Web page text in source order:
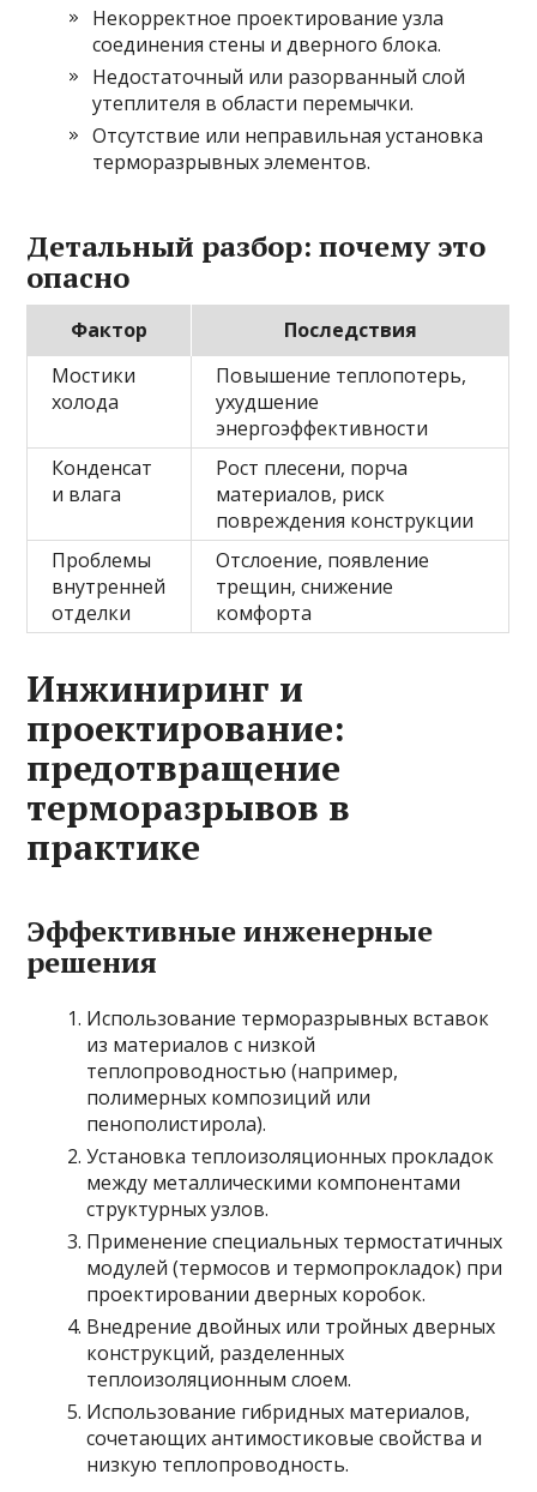
Некорректное проектирование узла
соединения стены и дверного блока.
Недостаточный или разорванный слой
утеплителя в области перемычки.
Отсутствие или неправильная установка
терморазрывных элементов.
Детальный разбор: почему это
опасно
Фактор
Последствия
Мостики
холода
Повышение теплопотерь,
ухудшение
энергоэффективности
Конденсат
и влага
Рост плесени, порча
материалов, риск
повреждения конструкции
Проблемы
внутренней
отделки
Отслоение, появление
трещин, снижение
комфорта
Инжиниринг и
проектирование:
предотвращение
терморазрывов в
практике
Эффективные инженерные
решения
Использование терморазрывных вставок
из материалов с низкой
теплопроводностью (например,
полимерных композиций или
пенополистирола).
Установка теплоизоляционных прокладок
между металлическими компонентами
структурных узлов.
Применение специальных термостатичных
модулей (термосов и термопрокладок) при
проектировании дверных коробок.
Внедрение двойных или тройных дверных
конструкций, разделенных
теплоизоляционным слоем.
Использование гибридных материалов,
сочетающих антимостиковые свойства и
низкую теплопроводность.